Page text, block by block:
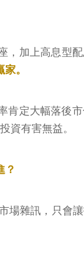
，加上高息型
。
肯定大幅落後
資有害無益。
？
場雜訊，只會